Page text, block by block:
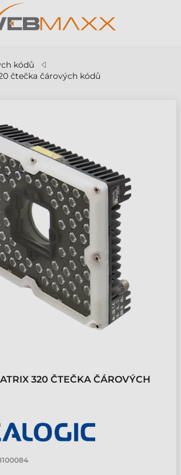
kódů
čtečka čárových kódů
320 ČTEČKA ČÁROVÝCH